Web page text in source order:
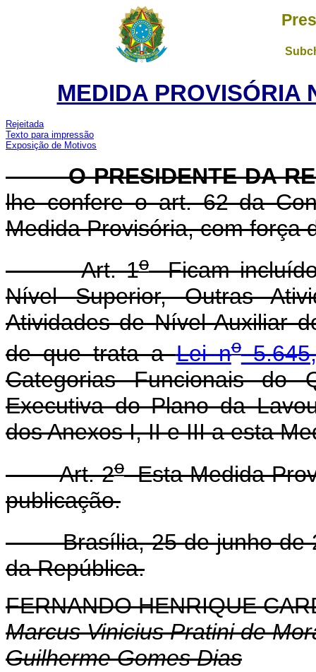
MEDIDA PROVISÓRIA
Rejeitada
Texto para impressão
Exposição de Motivos
O PRESIDENTE DA
lhe confere o art. 62 da
Medida Provisória, com força
Art. 1oFicam
Nível Superior, Outras
Atividades de Nível Auxiliar
de que trata aLei no
Categorias Funcionais do
Executiva do Plano da
dos Anexos I, II e III a esta
Art. 2oEsta Medida
publicação.
Brasília, 25 de junho de
da República.
FERNANDO HENRIQUE
Marcus Vinicius Pratini de
Guilherme Gomes Dias